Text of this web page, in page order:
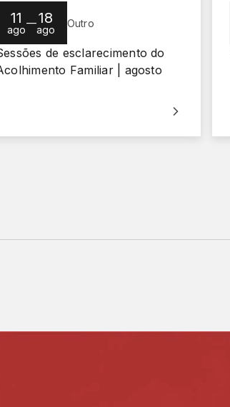
11
ago
—18
ago
Outro
de esclarecimento do
Familiar | agosto